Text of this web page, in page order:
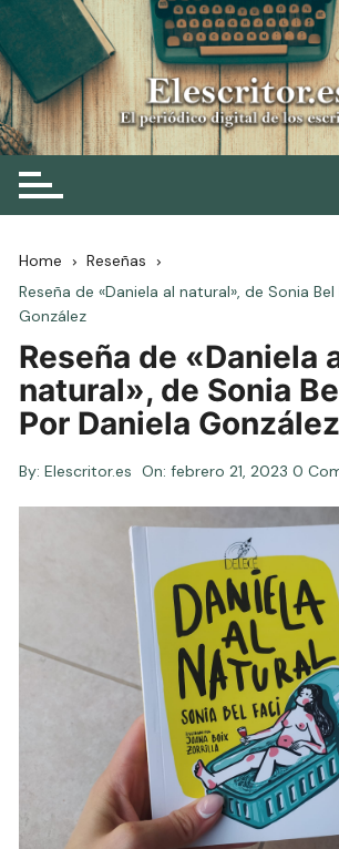
Skip
to
content
Elescritor.es
El periódico digital de los escritores
Home
Reseñas
Reseña de «Daniela al natural», de Sonia
González
Reseña de «Daniela
natural», de Sonia
Por Daniela González
By: Elescritor.es On:febrero 21, 2023 0